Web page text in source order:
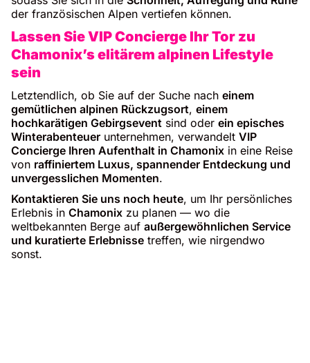
der französischen Alpen vertiefen können.
Lassen Sie VIP Concierge Ihr Tor zu
Chamonix’s elitärem alpinen Lifestyle
sein
Letztendlich, ob Sie auf der Suche nach einem
gemütlichen alpinen Rückzugsort, einem
hochkarätigen Gebirgsevent sind oder ein episches
Winterabenteuer unternehmen, verwandelt VIP
Concierge Ihren Aufenthalt in Chamonix in eine Reise
von raffiniertem Luxus, spannender Entdeckung und
unvergesslichen Momenten.
Kontaktieren Sie uns noch heute, um Ihr persönliches
Erlebnis in Chamonix zu planen — wo die
weltbekannten Berge auf außergewöhnlichen Service
und kuratierte Erlebnisse treffen, wie nirgendwo
sonst.